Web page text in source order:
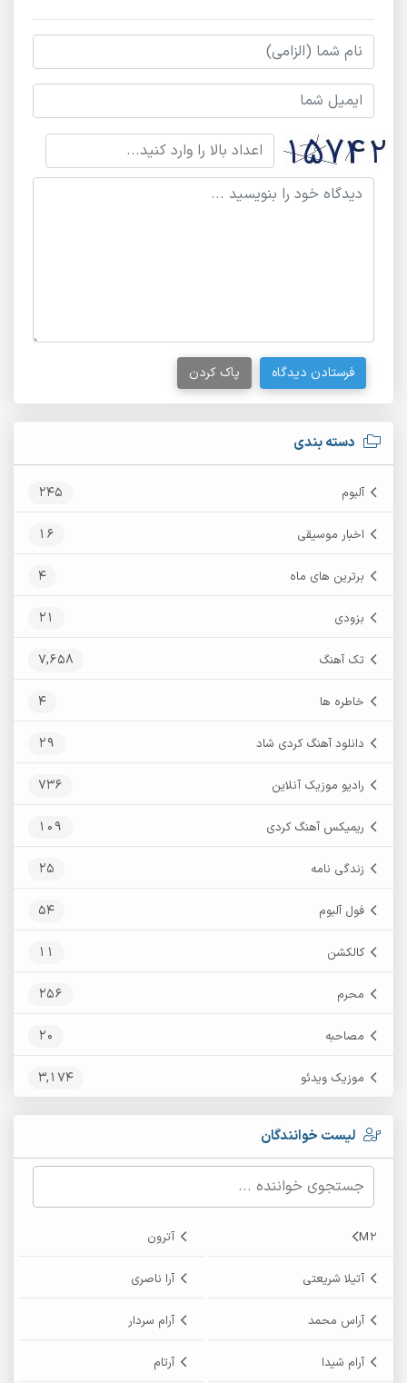
دسته بندی
آلبوم 245
اخبار موسیقی 16
برترین های ماه 4
بزودی 21
تک آهنگ 7,658
خاطره ها 4
دانلود آهنگ کردی شاد 29
رادیو موزیک آنلاین 736
ریمیکس آهنگ کردی 109
زندگی نامه 25
فول آلبوم 54
کالکشن 11
محرم 256
مصاحبه 20
موزیک ویدئو 3,174
لیست خوانندگان
M2 آترون
آتیلا شریعتی آرا ناصری
آراس محمد آرام سردار
آرام شیدا آرتام
فرستادن دیدگاه پاک کردن